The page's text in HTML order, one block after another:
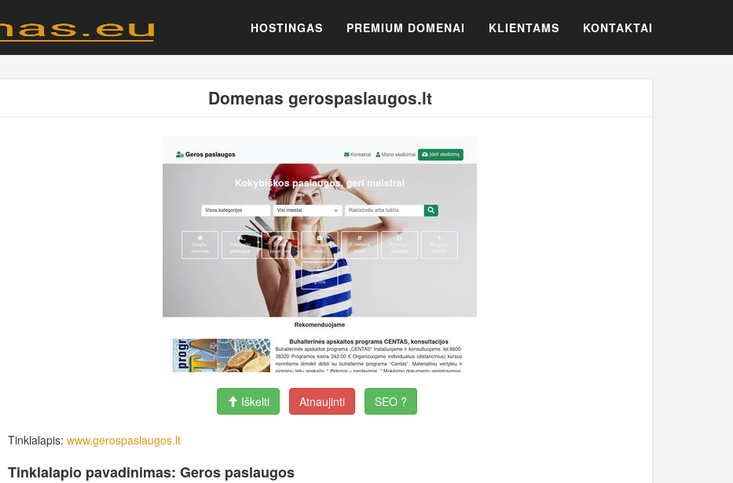
HOSTINGAS PREMIUM DOMENAI KLIENTAMS KONTAKTAI
Domenas gerospaslaugos.lt
Iškelti Atnaujinti SEO ?
Tinklalapis: www.gerospaslaugos.lt
Tinklalapio pavadinimas: Geros paslaugos